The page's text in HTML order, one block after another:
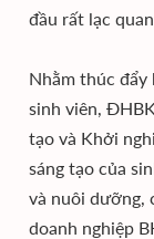
đầu rất lạc
Nhằm thúc đẩy
sinh viên,
tạo và Khởi
sáng tạo của
và nuôi dưỡng,
doanh nghiệp